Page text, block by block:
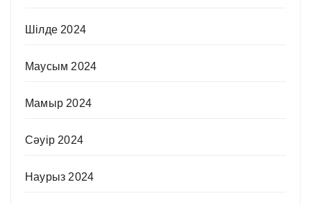
Шілде 2024
Маусым 2024
Мамыр 2024
Сәуір 2024
Наурыз 2024